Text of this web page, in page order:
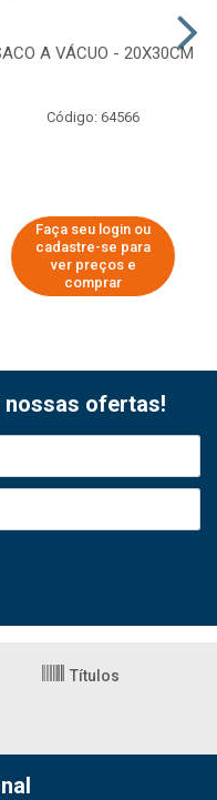
A VÁCUO - 20X30CM
Código: 64566
Faça seu login ou
cadastre-se para
ver preços e
comprar
nossas ofertas!
Títulos